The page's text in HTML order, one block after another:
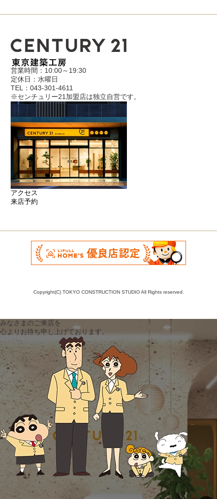
営業時間：10:00～19:30
定休日：水曜日
TEL：043-301-4611
※センチュリー21加盟店は独立自営です。
アクセス
来店予約
Copyright(C) TOKYO CONSTRUCTION STUDIO All Rights reserved.
みなさまのご来店を
心よりお待ち申し上げております。